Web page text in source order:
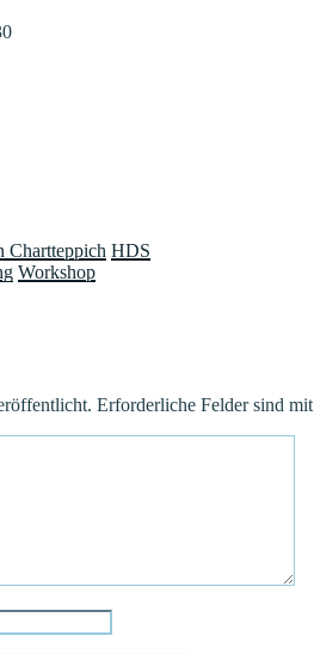
Chartteppich HDS
Workshop
Erforderliche Felder sind mit